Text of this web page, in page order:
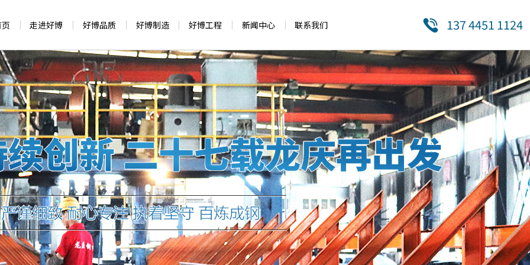
137 4451 1124
走进好博 好博品质 好博制造 好博工程 新闻中心 联系我们